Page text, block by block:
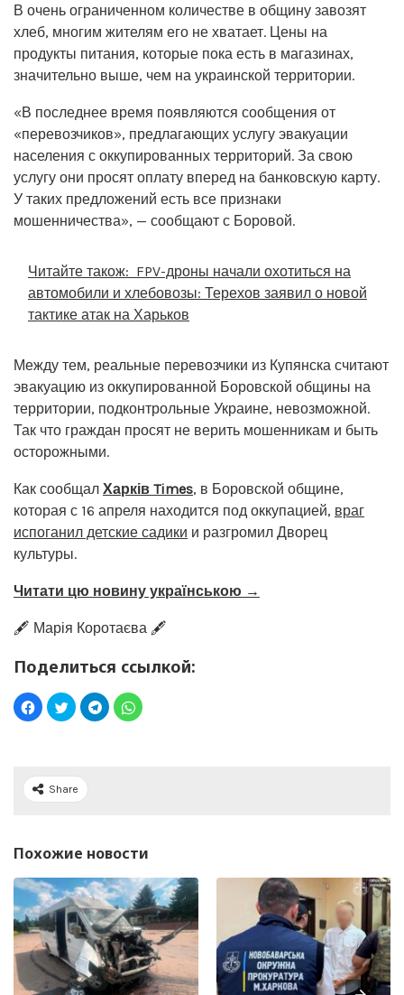
В очень ограниченном количестве в общину завозят
хлеб, многим жителям его не хватает. Цены на
продукты питания, которые пока есть в магазинах,
значительно выше, чем на украинской территории.
«В последнее время появляются сообщения от
«перевозчиков», предлагающих услугу эвакуации
населения с оккупированных территорий. За свою
услугу они просят оплату вперед на банковскую карту.
У таких предложений есть все признаки
мошенничества», — сообщают с Боровой.
Читайте також: FPV-дроны начали охотиться на
автомобили и хлебовозы: Терехов заявил о новой
тактике атак на Харьков
Между тем, реальные перевозчики из Купянска считают
эвакуацию из оккупированной Боровской общины на
территории, подконтрольные Украине, невозможной.
Так что граждан просят не верить мошенникам и быть
осторожными.
Как сообщал Харків Times, в Боровской общине,
которая с 16 апреля находится под оккупацией, враг
испоганил детские садики и разгромил Дворец
культуры.
Читати цю новину українською →
🖋️ Марія Коротаєва 🖋️
Поделиться ссылкой:
Share
Похожие новости